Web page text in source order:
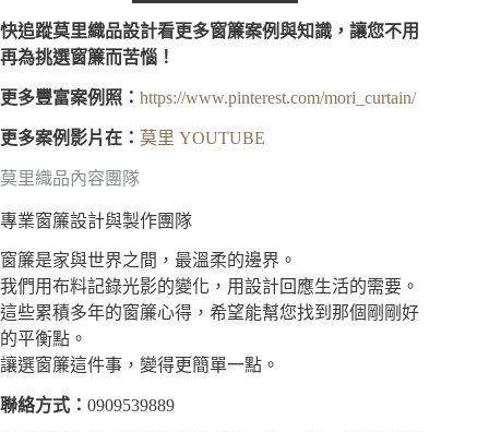
快追蹤莫里織品設計看更多窗簾案例與知識，讓您不用
再為挑選窗簾而苦惱！
更多豐富案例照： https://www.pinterest.com/mori_curtain/
更多案例影片在： 莫里 YOUTUBE
莫里織品內容團隊
專業窗簾設計與製作團隊
窗簾是家與世界之間，最溫柔的邊界。
我們用布料記錄光影的變化，用設計回應生活的需要。
這些累積多年的窗簾心得，希望能幫您找到那個剛剛好
的平衡點。
讓選窗簾這件事，變得更簡單一點。
聯絡方式： 0909539889